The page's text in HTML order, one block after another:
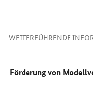
WEITERFÜHRENDE
Förderung von